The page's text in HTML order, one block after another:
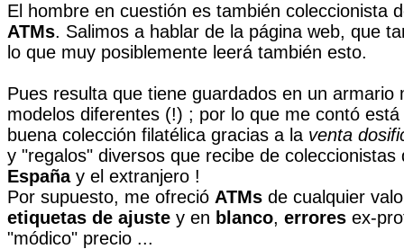
El hombre en cuestión es también coleccionista
ATMs. Salimos a hablar de la página web, que
lo que muy posiblemente leerá también esto.
Pues resulta que tiene guardados en un armario
modelos diferentes (!) ; por lo que me contó
buena colección filatélica gracias a la venta
y "regalos" diversos que recibe de
Españay el extranjero !
Por supuesto, me ofreció ATMs de cualquier
etiquetas de ajuste y en blanco, errores ex-
"módico" precio ...